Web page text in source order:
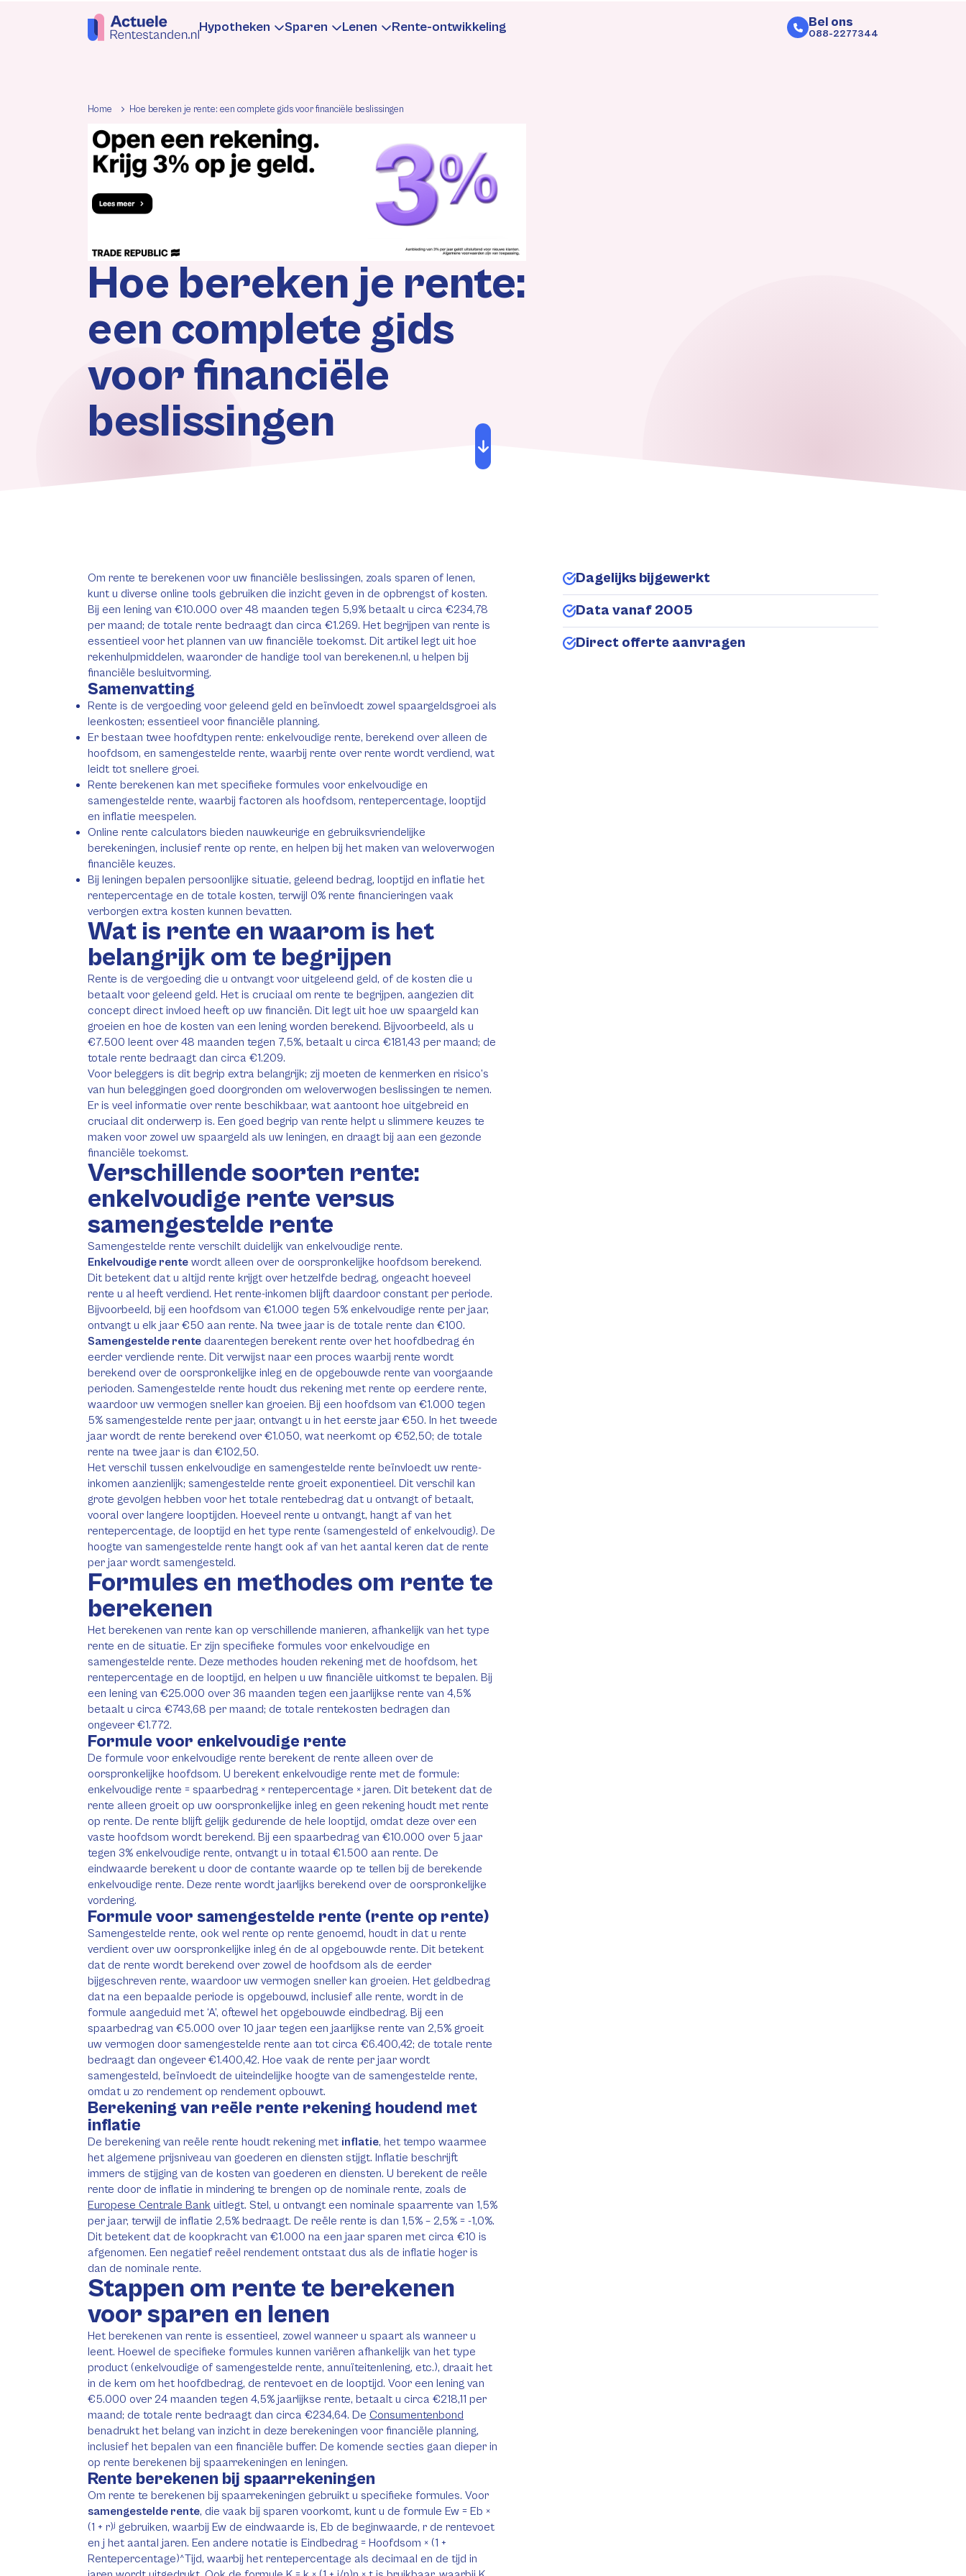
Hypotheken
Hypotheekrente
Informatie
Sparen
Spaarrente
Informatie
Berekenen
Rentewijzigingen
Lenen
Leningrente
Informatie
Berekenen
Rentewijzigingen
Rente-ontwikkeling Bel ons
088-2277344
Home Hoe bereken je rente: een complete gids voor financiële beslissingen
Hoe bereken je rente:
een complete gids
voor financiële
beslissingen
Om rente te berekenen voor uw financiële beslissingen, zoals sparen of lenen,
kunt u diverse online tools gebruiken die inzicht geven in de opbrengst of kosten.
Bij een lening van €10.000 over 48 maanden tegen 5,9% betaalt u circa €234,78
per maand; de totale rente bedraagt dan circa €1.269. Het begrijpen van rente is
essentieel voor het plannen van uw financiële toekomst. Dit artikel legt uit hoe
rekenhulpmiddelen, waaronder de handige tool van berekenen.nl, u helpen bij
financiële besluitvorming.
Samenvatting
Rente is de vergoeding voor geleend geld en beïnvloedt zowel spaargeldsgroei als
leenkosten; essentieel voor financiële planning.
Er bestaan twee hoofdtypen rente: enkelvoudige rente, berekend over alleen de
hoofdsom, en samengestelde rente, waarbij rente over rente wordt verdiend, wat
leidt tot snellere groei.
Rente berekenen kan met specifieke formules voor enkelvoudige en
samengestelde rente, waarbij factoren als hoofdsom, rentepercentage, looptijd
en inflatie meespelen.
Online rente calculators bieden nauwkeurige en gebruiksvriendelijke
berekeningen, inclusief rente op rente, en helpen bij het maken van weloverwogen
financiële keuzes.
Bij leningen bepalen persoonlijke situatie, geleend bedrag, looptijd en inflatie het
rentepercentage en de totale kosten, terwijl 0% rente financieringen vaak
verborgen extra kosten kunnen bevatten.
Wat is rente en waarom is het
belangrijk om te begrijpen
Rente is de vergoeding die u ontvangt voor uitgeleend geld, of de kosten die u
betaalt voor geleend geld. Het is cruciaal om rente te begrijpen, aangezien dit
concept direct invloed heeft op uw financiën. Dit legt uit hoe uw spaargeld kan
groeien en hoe de kosten van een lening worden berekend. Bijvoorbeeld, als u
€7.500 leent over 48 maanden tegen 7,5%, betaalt u circa €181,43 per maand; de
totale rente bedraagt dan circa €1.209.
Voor beleggers is dit begrip extra belangrijk; zij moeten de kenmerken en risico’s
van hun beleggingen goed doorgronden om weloverwogen beslissingen te nemen.
Er is veel informatie over rente beschikbaar, wat aantoont hoe uitgebreid en
cruciaal dit onderwerp is. Een goed begrip van rente helpt u slimmere keuzes te
maken voor zowel uw spaargeld als uw leningen, en draagt bij aan een gezonde
financiële toekomst.
Verschillende soorten rente:
enkelvoudige rente versus
samengestelde rente
Samengestelde rente verschilt duidelijk van enkelvoudige rente.
Enkelvoudige rente wordt alleen over de oorspronkelijke hoofdsom berekend.
Dit betekent dat u altijd rente krijgt over hetzelfde bedrag, ongeacht hoeveel
rente u al heeft verdiend. Het rente-inkomen blijft daardoor constant per periode.
Bijvoorbeeld, bij een hoofdsom van €1.000 tegen 5% enkelvoudige rente per jaar,
ontvangt u elk jaar €50 aan rente. Na twee jaar is de totale rente dan €100.
Samengestelde rente daarentegen berekent rente over het hoofdbedrag én
eerder verdiende rente. Dit verwijst naar een proces waarbij rente wordt
berekend over de oorspronkelijke inleg en de opgebouwde rente van voorgaande
perioden. Samengestelde rente houdt dus rekening met rente op eerdere rente,
waardoor uw vermogen sneller kan groeien. Bij een hoofdsom van €1.000 tegen
5% samengestelde rente per jaar, ontvangt u in het eerste jaar €50. In het tweede
jaar wordt de rente berekend over €1.050, wat neerkomt op €52,50; de totale
rente na twee jaar is dan €102,50.
Het verschil tussen enkelvoudige en samengestelde rente beïnvloedt uw rente-
inkomen aanzienlijk; samengestelde rente groeit exponentieel. Dit verschil kan
grote gevolgen hebben voor het totale rentebedrag dat u ontvangt of betaalt,
vooral over langere looptijden. Hoeveel rente u ontvangt, hangt af van het
rentepercentage, de looptijd en het type rente (samengesteld of enkelvoudig). De
hoogte van samengestelde rente hangt ook af van het aantal keren dat de rente
per jaar wordt samengesteld.
Formules en methodes om rente te
berekenen
Het berekenen van rente kan op verschillende manieren, afhankelijk van het type
rente en de situatie. Er zijn specifieke formules voor enkelvoudige en
samengestelde rente. Deze methodes houden rekening met de hoofdsom, het
rentepercentage en de looptijd, en helpen u uw financiële uitkomst te bepalen. Bij
een lening van €25.000 over 36 maanden tegen een jaarlijkse rente van 4,5%
betaalt u circa €743,68 per maand; de totale rentekosten bedragen dan
ongeveer €1.772.
Formule voor enkelvoudige rente
De formule voor enkelvoudige rente berekent de rente alleen over de
oorspronkelijke hoofdsom. U berekent enkelvoudige rente met de formule:
enkelvoudige rente = spaarbedrag × rentepercentage × jaren. Dit betekent dat de
rente alleen groeit op uw oorspronkelijke inleg en geen rekening houdt met rente
op rente. De rente blijft gelijk gedurende de hele looptijd, omdat deze over een
vaste hoofdsom wordt berekend. Bij een spaarbedrag van €10.000 over 5 jaar
tegen 3% enkelvoudige rente, ontvangt u in totaal €1.500 aan rente. De
eindwaarde berekent u door de contante waarde op te tellen bij de berekende
enkelvoudige rente. Deze rente wordt jaarlijks berekend over de oorspronkelijke
vordering.
Formule voor samengestelde rente (rente op rente)
Samengestelde rente, ook wel rente op rente genoemd, houdt in dat u rente
verdient over uw oorspronkelijke inleg én de al opgebouwde rente. Dit betekent
dat de rente wordt berekend over zowel de hoofdsom als de eerder
bijgeschreven rente, waardoor uw vermogen sneller kan groeien. Het geldbedrag
dat na een bepaalde periode is opgebouwd, inclusief alle rente, wordt in de
formule aangeduid met ‘A’, oftewel het opgebouwde eindbedrag. Bij een
spaarbedrag van €5.000 over 10 jaar tegen een jaarlijkse rente van 2,5% groeit
uw vermogen door samengestelde rente aan tot circa €6.400,42; de totale rente
bedraagt dan ongeveer €1.400,42. Hoe vaak de rente per jaar wordt
samengesteld, beïnvloedt de uiteindelijke hoogte van de samengestelde rente,
omdat u zo rendement op rendement opbouwt.
Berekening van reële rente rekening houdend met
inflatie
De berekening van reële rente houdt rekening met inflatie, het tempo waarmee
het algemene prijsniveau van goederen en diensten stijgt. Inflatie beschrijft
immers de stijging van de kosten van goederen en diensten. U berekent de reële
rente door de inflatie in mindering te brengen op de nominale rente, zoals de
Europese Centrale Bank uitlegt. Stel, u ontvangt een nominale spaarrente van 1,5%
per jaar, terwijl de inflatie 2,5% bedraagt. De reële rente is dan 1,5% – 2,5% = -1,0%.
Dit betekent dat de koopkracht van €1.000 na een jaar sparen met circa €10 is
afgenomen. Een negatief reëel rendement ontstaat dus als de inflatie hoger is
dan de nominale rente.
Stappen om rente te berekenen
voor sparen en lenen
Het berekenen van rente is essentieel, zowel wanneer u spaart als wanneer u
leent. Hoewel de specifieke formules kunnen variëren afhankelijk van het type
product (enkelvoudige of samengestelde rente, annuïteitenlening, etc.), draait het
in de kern om het hoofdbedrag, de rentevoet en de looptijd. Voor een lening van
€5.000 over 24 maanden tegen 4,5% jaarlijkse rente, betaalt u circa €218,11 per
maand; de totale rente bedraagt dan circa €234,64. De Consumentenbond
benadrukt het belang van inzicht in deze berekeningen voor financiële planning,
inclusief het bepalen van een financiële buffer. De komende secties gaan dieper in
op rente berekenen bij spaarrekeningen en leningen.
Rente berekenen bij spaarrekeningen
Om rente te berekenen bij spaarrekeningen gebruikt u specifieke formules. Voor
samengestelde rente, die vaak bij sparen voorkomt, kunt u de formule Ew = Eb ×
(1 + r)ʲ gebruiken, waarbij Ew de eindwaarde is, Eb de beginwaarde, r de rentevoet
en j het aantal jaren. Een andere notatie is Eindbedrag = Hoofdsom × (1 +
Rentepercentage)^Tijd, waarbij het rentepercentage als decimaal en de tijd in
Dagelijks bijgewerkt
Data vanaf 2005
Direct offerte aanvragen